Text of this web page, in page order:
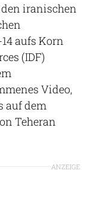
iranischen
aufs Korn
(IDF)
Video,
auf dem
Teheran
ANZEIGE